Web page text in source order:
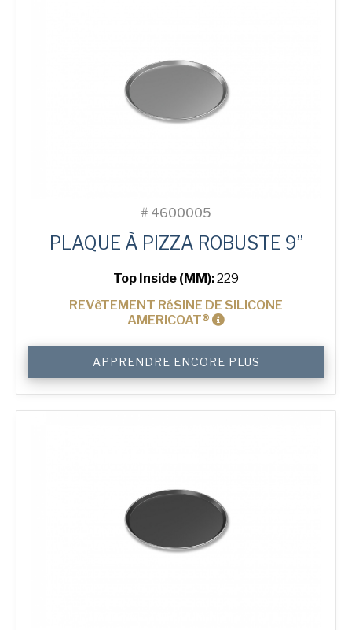
# 4600005
PLAQUE À PIZZA ROBUSTE 9”
Top Inside (MM):229
REVêTEMENT RéSINE DE SILICONE
AMERICOAT®
9"
Solid
Pizza
APPRENDRE ENCORE PLUS